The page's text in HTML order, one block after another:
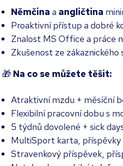
Němčina a angličtina
Proaktivní přístup a dobré
Znalost MS Office a práce
Zkušenost ze zákaznického
🎁 Na co se můžete těšit:
Atraktivní mzdu + měsíční
Flexibilní pracovní dobu s
5 týdnů dovolené + sick
MultiSport karta, příspěvky
Stravenkový příspěvek,